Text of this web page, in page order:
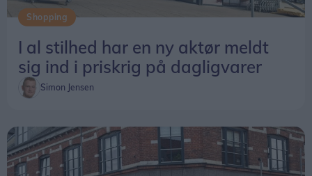
Shopping
I al stilhed har en ny aktør meldt
sig ind i priskrig på dagligvarer
Simon Jensen